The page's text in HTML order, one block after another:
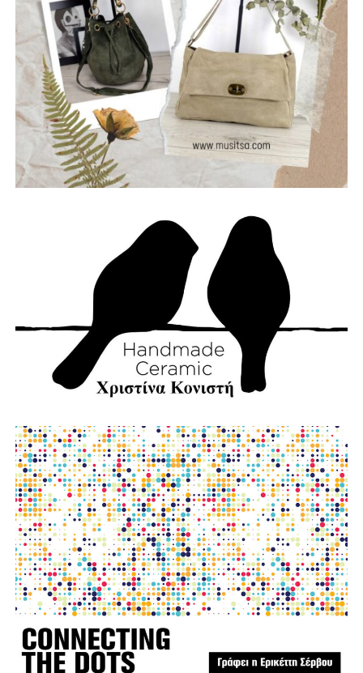
Η Πολιτική Προστασία δεν είναι μια υπηρεσία που
ενεργοποιείται μόνο όταν ξεσπάσει μια πυρκαγιά. Είναι
μια συνεχής επένδυση στην ασφάλεια των ανθρώπων,
των χωριών μας, των δασών μας και της πολιτιστικής μας
κληρονομιάς.
Η Ναυπακτία μπορεί και πρέπει να γίνει πρότυπο Δήμου
στην πρόληψη και την αντιμετώπιση φυσικών
καταστροφών.
Γιατί η καλύτερη πυρκαγιά είναι εκείνη που δεν θα
εκδηλωθεί ποτέ.
Την ίδια στιγμή, αποτίουμε φόρο τιμής στους
πυροσβέστες που έχασαν τη ζωή τους υπηρετώντας το
καθήκον. Η αυτοθυσία τους μας υπενθυμίζει ότι η
ένας καθημερινός αγώνας που πολλές φορές πληρώνεται
με ανθρώπινες ζωές.
Παράλληλα, εκφράζουμε την αμέριστη συμπαράστασή μας
στους κατοίκους του όμορου Δήμου Δωρίδας, που
δοκιμάστηκαν από τις καταστροφικές πυρκαγιές. Οι
πληγές που αφήνει πίσω της η φωτιά δεν γνωρίζουν
διοικητικά όρια. Είναι πληγές που αφορούν ολόκληρη τη
Στερεά Ελλάδα και απαιτούν αλληλεγγύη, συντονισμό και
κοινή προσπάθεια.
Η Ναυπακτία αξίζει να είναι έτοιμη πριν από την επόμενη
κρίση. Η πρόληψη δεν είναι κόστος. Είναι η μεγαλύτερη